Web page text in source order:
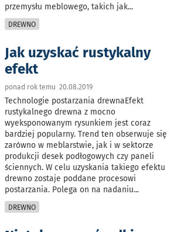
przemysłu meblowego, takich jak...
DREWNO
Jak uzyskać rustykalny
efekt
ponad rok temu 20.08.2019
Technologie postarzania drewnaEfekt
rustykalnego drewna z mocno
wyeksponowanym rysunkiem jest coraz
bardziej popularny. Trend ten obserwuje się
zarówno w meblarstwie, jak i w sektorze
produkcji desek podłogowych czy paneli
ściennych. W celu uzyskania takiego efektu
drewno zostaje poddane procesowi
postarzania. Polega on na nadaniu...
DREWNO